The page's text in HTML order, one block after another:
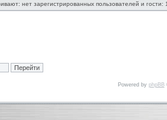
нет зарегистрированных пользователей и гости:
Powered by phpBB